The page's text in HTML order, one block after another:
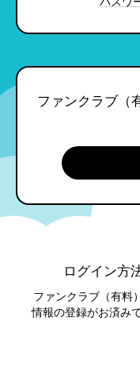
ファンクラブ（
ログイン方
ファンクラブ（有料
情報の登録がお済み